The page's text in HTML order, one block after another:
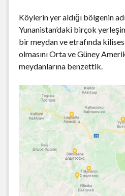
Köylerin yer aldığı bölgenin
Yunanistan’daki birçok
bir meydan ve etrafında
olmasını Orta ve Güney
meydanlarına benzettik.